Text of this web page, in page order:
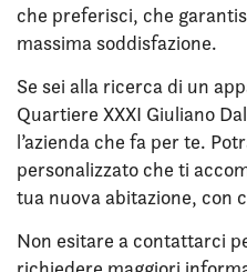
che preferisci, che
massima soddisfazione.
Se sei alla ricerca di un
Quartiere XXXI Giuliano
l’azienda che fa per te.
personalizzato che ti
tua nuova abitazione, con
Non esitare a contattarci